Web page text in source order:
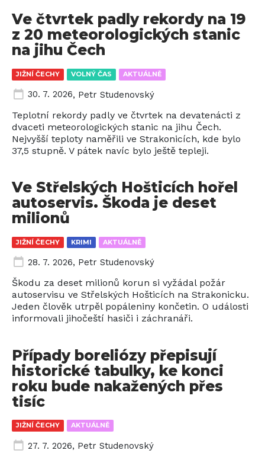
JIŽNÍ ČECHY VOLNÝ ČAS AKTUÁLNĚ
Ve čtvrtek padly rekordy na 19
z 20 meteorologických stanic
na jihu Čech
30. 7. 2026, Petr Studenovský
Teplotní rekordy padly ve čtvrtek na devatenácti z
dvaceti meteorologických stanic na jihu Čech.
Nejvyšší teploty naměřili ve Strakonicích, kde bylo
37,5 stupně. V pátek navíc bylo ještě tepleji.
JIŽNÍ ČECHY KRIMI AKTUÁLNĚ
Ve Střelských Hošticích hořel
autoservis. Škoda je deset
milionů
28. 7. 2026, Petr Studenovský
Škodu za deset milionů korun si vyžádal požár
autoservisu ve Střelských Hošticích na Strakonicku.
Jeden člověk utrpěl popáleniny končetin. O události
informovali jihočeští hasiči i záchranáři.
JIŽNÍ ČECHY AKTUÁLNĚ
Případy boreliózy přepisují
historické tabulky, ke konci
roku bude nakažených přes
tisíc
27. 7. 2026, Petr Studenovský